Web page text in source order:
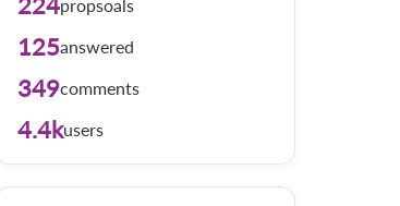
propsoals
125answered
349comments
4.4kusers